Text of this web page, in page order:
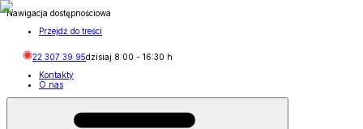
Nawigacja dostępnościowa
Przejdź do treści
22 307 39 95dzisiaj 8:00 - 16:30 h
Kontakty
O nas